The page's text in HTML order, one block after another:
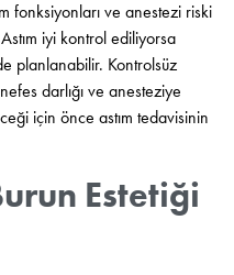
fonksiyonları ve anestezi riski
iyi kontrol ediliyorsa
planlanabilir. Kontrolsüz
darlığı ve anesteziye
için önce astım tedavisinin
Estetiği